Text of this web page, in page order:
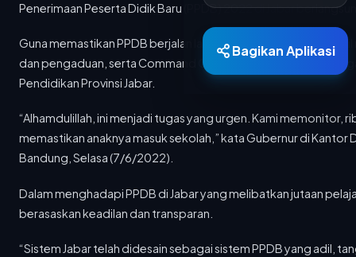
Bagikan Aplikasi
Berita Terkini
15 MAR 2026
Dinas Perhubungan (Dishub) Kota Bandung
menyiapkan 701 personel untuk mengamankan...
PTDI Salurkan 880 Paket Sembako Lewat TJSL Ramadan
Penerimaan Peserta Didik Baru (PPDB) 2022 di Jabar
Guna memastikan PPDB berjalan lancar, Gubernur Ridwan
dan pengaduan, serta Command Center yang terhubung
Pendidikan Provinsi Jabar.
“Alhamdulillah, ini menjadi tugas yang urgen. Kami memonitor,
memastikan anaknya masuk sekolah,” kata Gubernur di Kantor
Bandung, Selasa (7/6/2022).
Dalam menghadapi PPDB di Jabar yang melibatkan jutaan
berasaskan keadilan dan transparan.
“Sistem Jabar telah didesain sebagai sistem PPDB yang adil,